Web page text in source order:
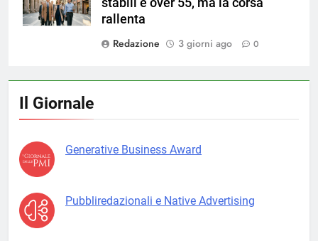
rallenta
Redazione
3 giorni ago 0
Il Giornale
Generative Business Award
Pubbliredazionali e Native Advertising